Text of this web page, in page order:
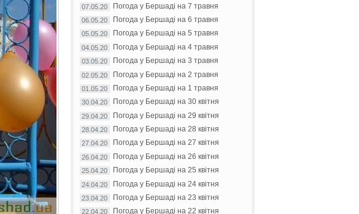
07.05.20 Погода у Бершаді на 7 травня
06.05.20 Погода у Бершаді на 6 травня
05.05.20 Погода у Бершаді на 5 травня
04.05.20 Погода у Бершаді на 4 травня
03.05.20 Погода у Бершаді на 3 травня
02.05.20 Погода у Бершаді на 2 травня
01.05.20 Погода у Бершаді на 1 травня
30.04.20 Погода у Бершаді на 30 квітня
29.04.20 Погода у Бершаді на 29 квітня
28.04.20 Погода у Бершаді на 28 квітня
27.04.20 Погода у Бершаді на 27 квітня
26.04.20 Погода у Бершаді на 26 квітня
25.04.20 Погода у Бершаді на 25 квітня
24.04.20 Погода у Бершаді на 24 квітня
23.04.20 Погода у Бершаді на 23 квітня
22.04.20 Погода у Бершаді на 22 квітня